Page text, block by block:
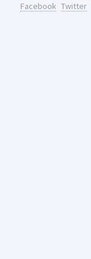
Facebook Twitter